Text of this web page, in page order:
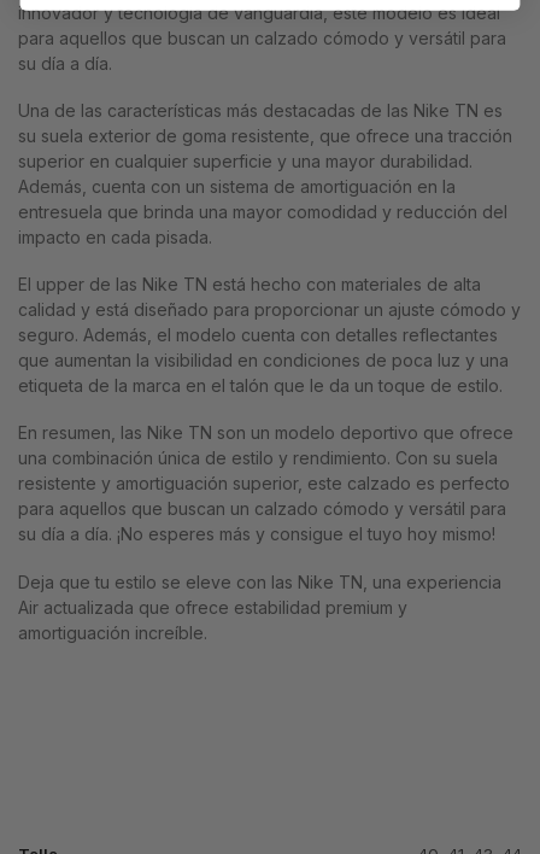
innovador y tecnología de vanguardia, este modelo es ideal
para aquellos que buscan un calzado cómodo y versátil para
su día a día.
Una de las características más destacadas de las Nike TN es
su suela exterior de goma resistente, que ofrece una tracción
superior en cualquier superficie y una mayor durabilidad.
Además, cuenta con un sistema de amortiguación en la
entresuela que brinda una mayor comodidad y reducción del
impacto en cada pisada.
El upper de las Nike TN está hecho con materiales de alta
calidad y está diseñado para proporcionar un ajuste cómodo y
seguro. Además, el modelo cuenta con detalles reflectantes
que aumentan la visibilidad en condiciones de poca luz y una
etiqueta de la marca en el talón que le da un toque de estilo.
En resumen, las Nike TN son un modelo deportivo que ofrece
una combinación única de estilo y rendimiento. Con su suela
resistente y amortiguación superior, este calzado es perfecto
para aquellos que buscan un calzado cómodo y versátil para
su día a día. ¡No esperes más y consigue el tuyo hoy mismo!
Deja que tu estilo se eleve con las Nike TN, una experiencia
Air actualizada que ofrece estabilidad premium y
amortiguación increíble.